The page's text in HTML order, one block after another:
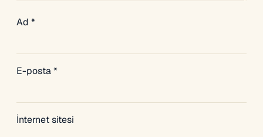
Ad *
E-posta*
İnternet sitesi